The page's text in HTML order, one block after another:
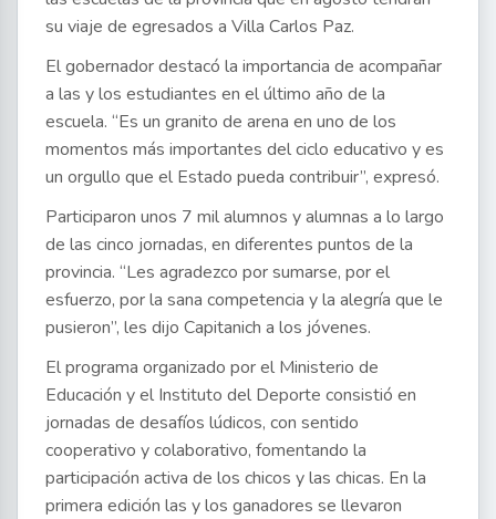
su viaje de egresados a Villa Carlos Paz.
El gobernador destacó la importancia de acompañar
a las y los estudiantes en el último año de la
escuela. “Es un granito de arena en uno de los
momentos más importantes del ciclo educativo y es
un orgullo que el Estado pueda contribuir”, expresó.
Participaron unos 7 mil alumnos y alumnas a lo largo
de las cinco jornadas, en diferentes puntos de la
provincia. “Les agradezco por sumarse, por el
esfuerzo, por la sana competencia y la alegría que le
pusieron”, les dijo Capitanich a los jóvenes.
El programa organizado por el Ministerio de
Educación y el Instituto del Deporte consistió en
jornadas de desafíos lúdicos, con sentido
cooperativo y colaborativo, fomentando la
participación activa de los chicos y las chicas. En la
primera edición las y los ganadores se llevaron